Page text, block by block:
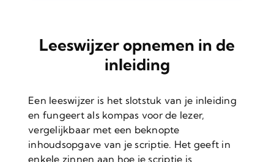
Leeswijzer opnemen in de
inleiding
Een leeswijzer is het slotstuk van je inleiding
en fungeert als kompas voor de lezer,
vergelijkbaar met een beknopte
inhoudsopgave van je scriptie. Het geeft in
enkele zinnen aan hoe je scriptie is